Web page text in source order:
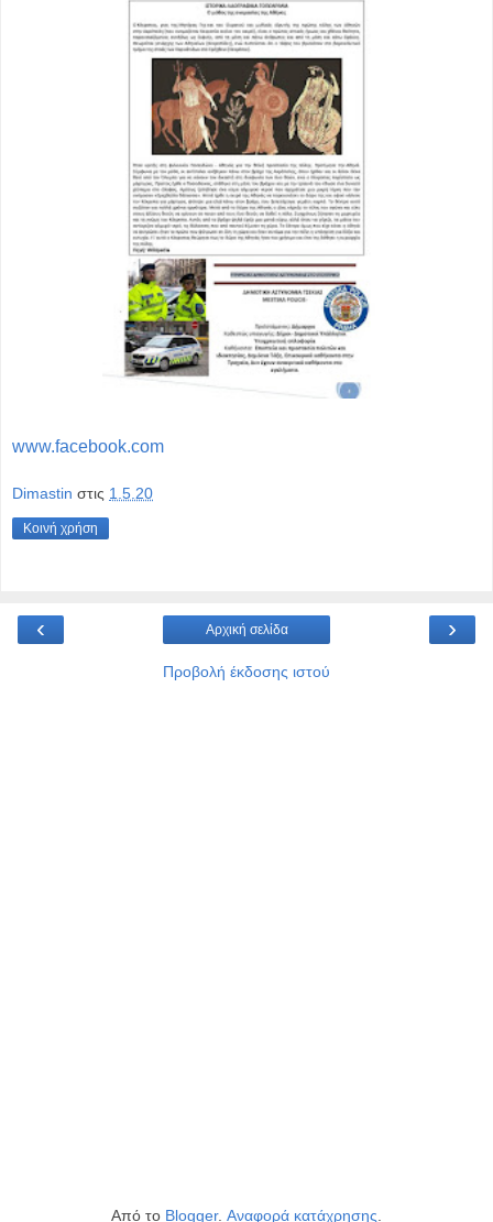
www.facebook.com
Dimastin στις 1.5.20
Κοινή χρήση
‹ ›
Αρχική σελίδα
Προβολή έκδοσης ιστού
Από το Blogger. Αναφορά κατάχρησης